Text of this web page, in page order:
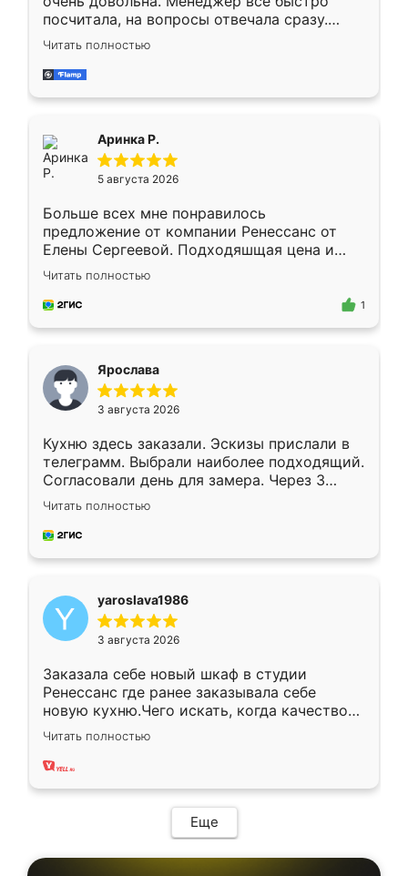
посчитала, на вопросы отвечала сразу.
Замерщик приехал в субботу, подошёл к
делу со всей ответственностью. Собрали
за день, ребята работали аккуратно, даже
Читать полностью
Аринка Р.
5 августа 2026
Больше всех мне понравилось
предложение от компании Ренессанс от
Елены Сергеевой. Подходяшщая цена и
короткие сроки изготовления. Приехавший
для замера сотрудник Владислав
предложил по моему эскизу самый
Читать полностью
1
Ярослава
3 августа 2026
Кухню здесь заказали. Эскизы прислали в
телеграмм. Выбрали наиболее подходящий.
Согласовали день для замера. Через 3
недели кухня была уже готова. Остались
довольны работой. Спасибо Ренессанс
мебель за качественную работу!
Читать полностью
yaroslava1986
3 августа 2026
Заказала себе новый шкаф в студии
Ренессанс где ранее заказывала себе
новую кухню.Чего искать, когда качеством
вполне довольна. Служит кухня уже почти
два года, нареканий нет.
Читать полностью
Еще